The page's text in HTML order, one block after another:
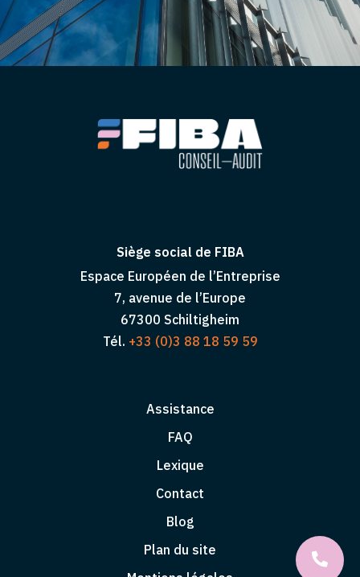
Siège social de FIBA
Espace Européen de l’Entreprise
7, avenue de l’Europe
67300 Schiltigheim
Tél. +33 (0)3 88 18 59 59
Assistance
FAQ
Lexique
Contact
Blog
Plan du site